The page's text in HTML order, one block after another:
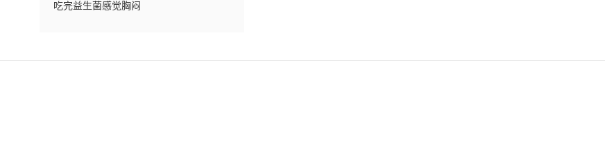
吃完益生菌感觉胸闷